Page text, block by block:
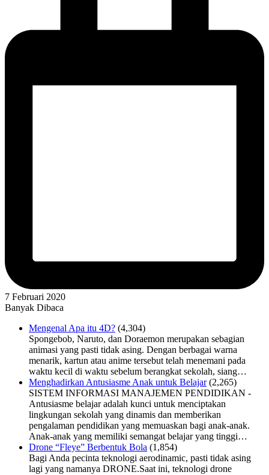
7 Februari 2020
Banyak Dibaca
Mengenal Apa itu 4D? (4,304)
Spongebob, Naruto, dan Doraemon merupakan sebagian
animasi yang pasti tidak asing. Dengan berbagai warna
menarik, kartun atau anime tersebut telah menemani pada
waktu kecil di waktu sebelum berangkat sekolah, siang…
Menghadirkan Antusiasme Anak untuk Belajar (2,265)
SISTEM INFORMASI MANAJEMEN PENDIDIKAN -
Antusiasme belajar adalah kunci untuk menciptakan
lingkungan sekolah yang dinamis dan memberikan
pengalaman pendidikan yang memuaskan bagi anak-anak.
Anak-anak yang memiliki semangat belajar yang tinggi…
Drone “Fleye” Berbentuk Bola (1,854)
Bagi Anda pecinta teknologi aerodinamic, pasti tidak asing
lagi yang namanya DRONE.Saat ini, teknologi drone